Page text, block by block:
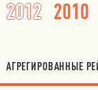
2012 2010
АГРЕГИРОВАННЫЕ